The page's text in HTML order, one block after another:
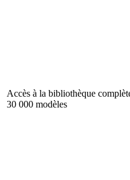
Accès à la bibliothèque
30 000 modèles